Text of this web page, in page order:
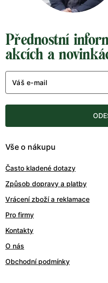
Přednostní
akcích a
Váš e-mail
Vše o nákupu
Často kladené dotazy
Způsob dopravy a platby
Vrácení zboží a reklamace
Pro firmy
Kontakty
O nás
Obchodní podmínky